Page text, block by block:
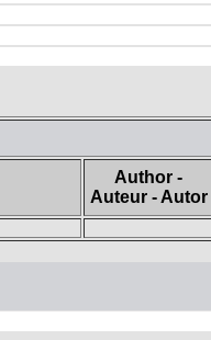
Author -
Auteur - Autor